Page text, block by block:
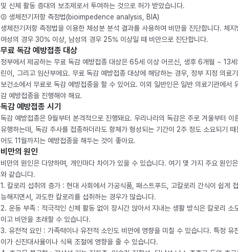
및 신체 활동 증대의 보조제로서 투여하는 것으로 허가 받았습니다.
② 생체전기저항 측정법(bioimpedence analysis, BIA)
생체전기저항 측정법을 이용한 체성분 분석 결과를 사용하여 비만을 진단합니다. 체지
여성의 경우 30% 이상, 남성의 경우 25% 이상일 때 비만으로 진단합니다.
무료 독감 예방접종 대상
정부에서 제공하는 무료 독감 예방접종 대상은 65세 이상 어르신, 생후 6개월 ~ 13
린이, 그리고 임산부에요. 무료 독감 예방접종 대상에 해당하는 경우, 정부 지정 의료
보건소에서 무료로 독감 예방접종을 할 수 있어요. 이외 일반인은 일반 의료기관에서
감 예방접종을 진행해야 해요.
독감 예방접종 시기
독감 예방접종은 9월부터 본격적으로 진행돼요. 우리나라의 독감은 주로 겨울부터 이
유행하는데, 독감 주사를 접종하더라도 항체가 형성되는 기간이 2주 정도 소요되기 때
어도 11월까지는 예방접종을 해두는 것이 좋아요.
비만의 원인
비만의 원인은 다양하며, 개인마다 차이가 있을 수 있습니다. 여기 몇 가지 주요 원인
와 같습니다.
1. 칼로리 섭취의 증가 : 현대 사회에서 가공식품, 패스트푸드, 고칼로리 간식이 쉽게
능해지면서, 과도한 칼로리를 섭취하는 경우가 많습니다.
2. 운동 부족 : 적극적인 신체 활동 없이 장시간 앉아서 지내는 생활 방식은 칼로리 소
이고 비만을 초래할 수 있습니다.
3. 유전적 요인 : 가족력이나 유전적 소인도 비만에 영향을 미칠 수 있습니다. 특정 유
이가 신진대사율이나 식욕 조절에 영향을 줄 수 있습니다.